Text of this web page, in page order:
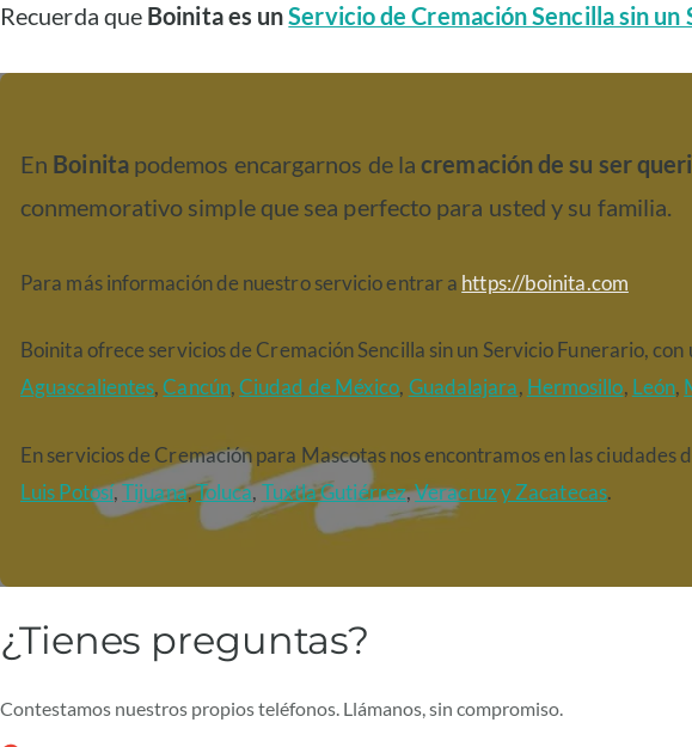
Recuerda que Boinita es unServicio de Cremación Sencilla sin un
En Boinita podemos encargarnos de lacremación de su ser
conmemorativo simple que sea perfecto para usted y su familia.
Para más información de nuestro servicio entrar a https://boinita.com
Boinita ofrece servicios de Cremación Sencilla sin un Servicio Funerario,
Aguascalientes,Cancún,Ciudad de México, Guadalajara, Hermosillo, León,
En servicios de Cremación para Mascotas nos encontramos en las ciudades
Luis Potosí,Tijuana,Toluca,Tuxtla Gutiérrez,Veracruzy Zacatecas.
¿Tienes preguntas?
Contestamos nuestros propios teléfonos. Llámanos, sin compromiso.